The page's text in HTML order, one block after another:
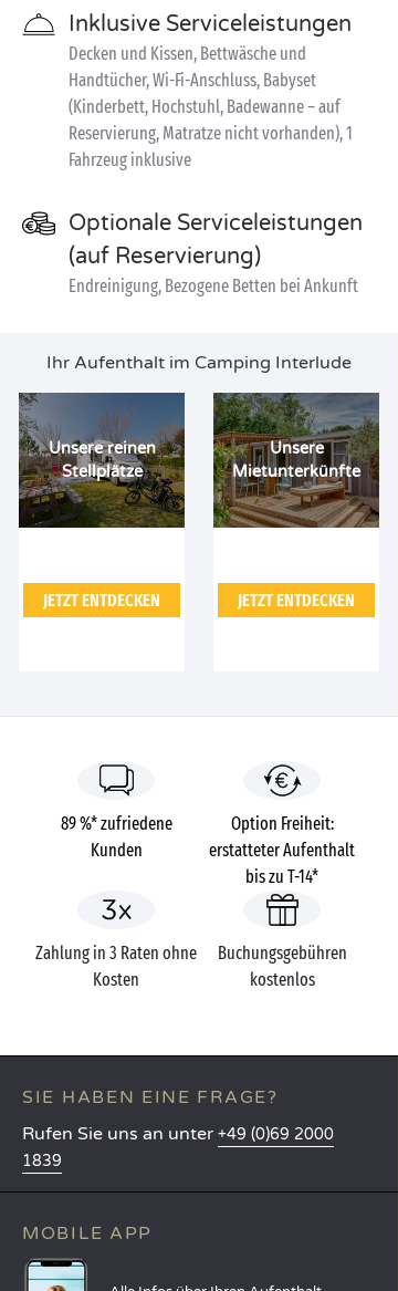
Inklusive Serviceleistungen
Decken und Kissen, Bettwäsche und
Handtücher, Wi-Fi-Anschluss, Babyset
(Kinderbett, Hochstuhl, Badewanne – auf
Reservierung, Matratze nicht vorhanden), 1
Fahrzeug inklusive
Optionale Serviceleistungen
(auf Reservierung)
Endreinigung, Bezogene Betten bei Ankunft
Ihr Aufenthalt im Camping Interlude
Unsere reinen
Stellplätze
JETZT ENTDECKEN
Unsere
Mietunterkünfte
JETZT ENTDECKEN
89 %* zufriedene
Kunden
Option Freiheit:
erstatteter Aufenthalt
bis zu T-14*
Zahlung in 3 Raten ohne
Kosten
Buchungsgebühren
kostenlos
SIE HABEN EINE FRAGE?
Rufen Sie uns an unter +49 (0)69 2000
1839
MOBILE APP